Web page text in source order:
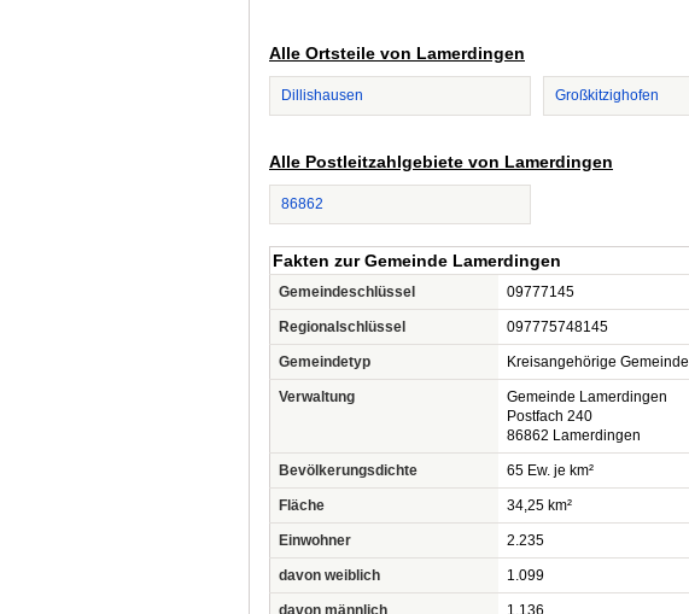
Alle Ortsteile von Lamerdingen
Dillishausen Großkitzighofen
Alle Postleitzahlgebiete von Lamerdingen
86862
Fakten zur Gemeinde Lamerdingen
Gemeindeschlüssel 09777145
Regionalschlüssel 097775748145
Gemeindetyp Kreisangehörige Gemeinde
Verwaltung
Gemeinde Lamerdingen
Postfach 240
86862 Lamerdingen
Bevölkerungsdichte 65 Ew. je km²
Fläche 34,25 km²
Einwohner 2.235
davon weiblich 1.099
davon männlich 1.136